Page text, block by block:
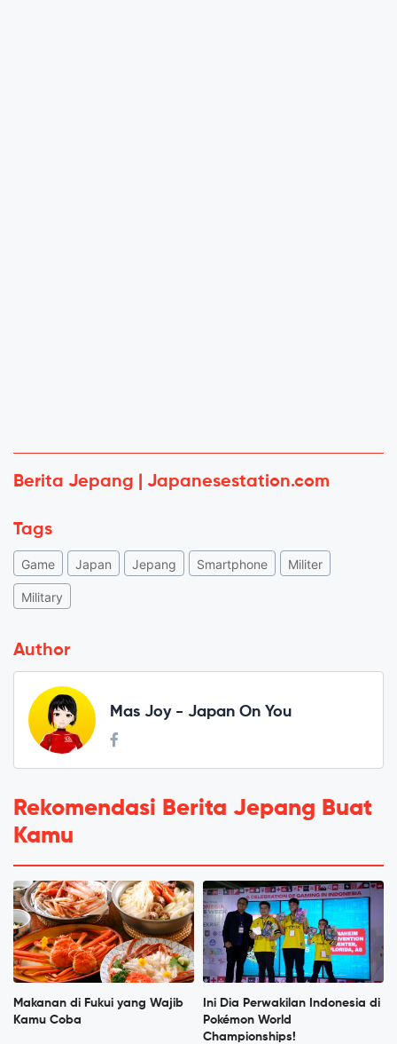
Berita Jepang | Japanesestation.com
Tags
Game Japan Jepang Smartphone Militer
Military
Author
Mas Joy - Japan On You
Rekomendasi Berita Jepang Buat
Kamu
Makanan di Fukui yang Wajib
Kamu Coba
Ini Dia Perwakilan Indonesia di
Pokémon World
Championships!